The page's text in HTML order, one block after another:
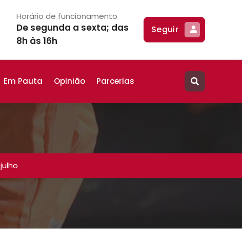
Horário de funcionamento
De segunda a sexta; das
8h às 16h
Seguir
Em Pauta Opinião Parcerias
julho